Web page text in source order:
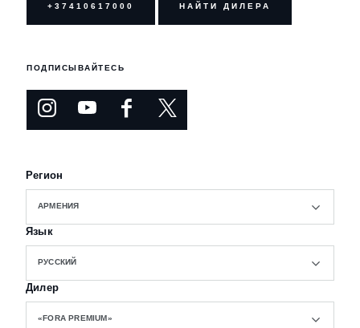
+37410617000 НАЙТИ ДИЛЕРА
ПОДПИСЫВАЙТЕСЬ
Регион
АРМЕНИЯ
Язык
РУССКИЙ
Дилер
«FORA PREMIUM»